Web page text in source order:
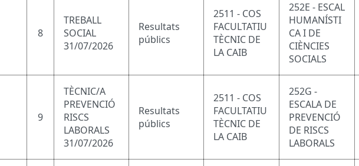
8
TREBALL
SOCIAL
31/07/2026
Resultats
públics
2511 - COS
FACULTATIU
TÈCNIC DE
LA CAIB
252E - ESCAL
HUMANÍSTI
CA I DE
CIÈNCIES
SOCIALS
9
TÈCNIC/A
PREVENCIÓ
RISCS
LABORALS
31/07/2026
Resultats
públics
2511 - COS
FACULTATIU
TÈCNIC DE
LA CAIB
252G -
ESCALA DE
PREVENCIÓ
DE RISCS
LABORALS